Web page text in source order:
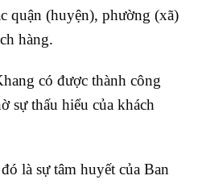
quận (huyện), phường (xã)
hàng.
có được thành công
sự thấu hiểu của khách
là sự tâm huyết của Ban